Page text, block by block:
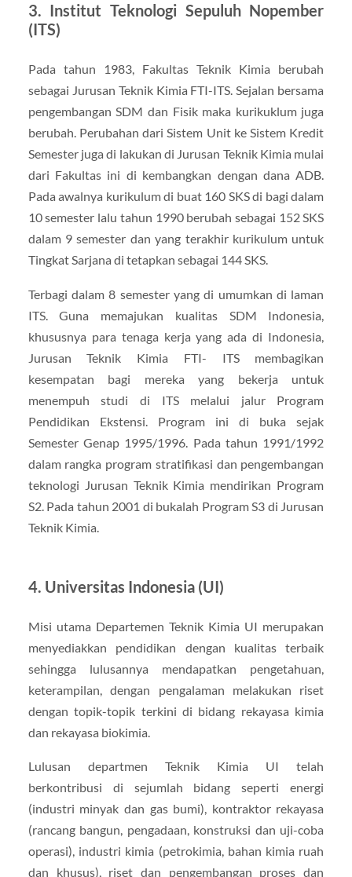
3. Institut Teknologi Sepuluh Nopember
(ITS)
Pada tahun 1983, Fakultas Teknik Kimia berubah
sebagai Jurusan Teknik Kimia FTI-ITS. Sejalan bersama
pengembangan SDM dan Fisik maka kurikuklum juga
berubah. Perubahan dari Sistem Unit ke Sistem Kredit
Semester juga di lakukan di Jurusan Teknik Kimia mulai
dari Fakultas ini di kembangkan dengan dana ADB.
Pada awalnya kurikulum di buat 160 SKS di bagi dalam
10 semester lalu tahun 1990 berubah sebagai 152 SKS
dalam 9 semester dan yang terakhir kurikulum untuk
Tingkat Sarjana di tetapkan sebagai 144 SKS.
Terbagi dalam 8 semester yang di umumkan di laman
ITS. Guna memajukan kualitas SDM Indonesia,
khususnya para tenaga kerja yang ada di Indonesia,
Jurusan Teknik Kimia FTI- ITS membagikan
kesempatan bagi mereka yang bekerja untuk
menempuh studi di ITS melalui jalur Program
Pendidikan Ekstensi. Program ini di buka sejak
Semester Genap 1995/1996. Pada tahun 1991/1992
dalam rangka program stratifikasi dan pengembangan
teknologi Jurusan Teknik Kimia mendirikan Program
S2. Pada tahun 2001 di bukalah Program S3 di Jurusan
Teknik Kimia.
4. Universitas Indonesia (UI)
Misi utama Departemen Teknik Kimia UI merupakan
menyediakkan pendidikan dengan kualitas terbaik
sehingga lulusannya mendapatkan pengetahuan,
keterampilan, dengan pengalaman melakukan riset
dengan topik-topik terkini di bidang rekayasa kimia
dan rekayasa biokimia.
Lulusan departmen Teknik Kimia UI telah
berkontribusi di sejumlah bidang seperti energi
(industri minyak dan gas bumi), kontraktor rekayasa
(rancang bangun, pengadaan, konstruksi dan uji-coba
operasi), industri kimia (petrokimia, bahan kimia ruah
dan khusus), riset dan pengembangan proses dan